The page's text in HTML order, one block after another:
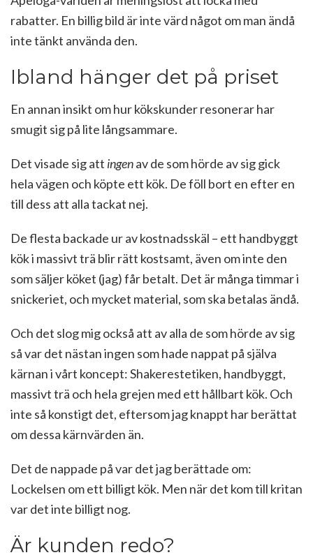
rabatter. En billig bild är inte värd något om man ändå
inte tänkt använda den.
Ibland hänger det på priset
En annan insikt om hur kökskunder resonerar har
smugit sig på lite långsammare.
Det visade sig att ingenav de som hörde av sig gick
hela vägen och köpte ett kök. De föll bort en efter en
till dess att alla tackat nej.
De flesta backade ur av kostnadsskäl – ett handbyggt
kök i massivt trä blir rätt kostsamt, även om inte den
som säljer köket (jag) får betalt. Det är många timmar i
snickeriet, och mycket material, som ska betalas ändå.
Och det slog mig också att av alla de som hörde av sig
så var det nästan ingen som hade nappat på själva
kärnan i vårt koncept: Shakerestetiken, handbyggt,
massivt trä och hela grejen med ett hållbart kök. Och
inte så konstigt det, eftersom jag knappt har berättat
om dessa kärnvärden än.
Det de nappade på var det jag berättade om:
Lockelsen om ett billigt kök. Men när det kom till kritan
var det inte billigt nog.
Är kunden redo?